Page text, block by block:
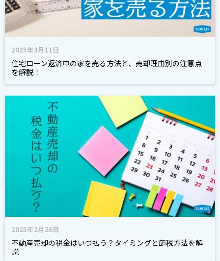
2025年3月11日
住宅ローン返済中の家を売る方法と、売却理由別の注意点
を解説！
2025年2月26日
不動産売却の税金はいつ払う？タイミングと節税方法を解
説